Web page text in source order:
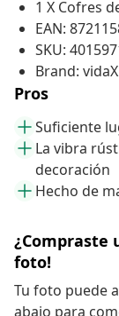
1 X Cofres
EAN:
SKU:
Brand:
Pros
Suficiente
La vibra
decoración
Hecho de
¿Compraste
foto!
Tu foto puede
abajo para